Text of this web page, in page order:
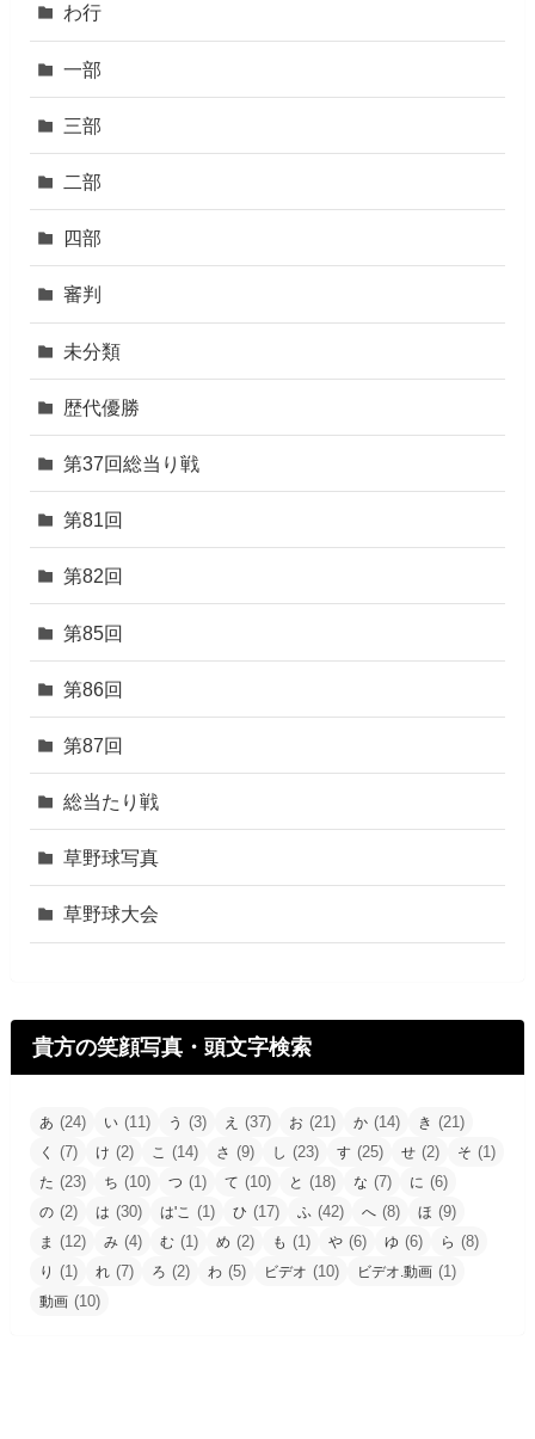
わ行
一部
三部
二部
四部
審判
未分類
歴代優勝
第37回総当り戦
第81回
第82回
第85回
第86回
第87回
総当たり戦
草野球写真
草野球大会
貴方の笑顔写真・頭文字検索
あ (24) い (11) う (3) え (37) お (21) か (14) き (21)
く (7) け (2) こ (14) さ (9) し (23) す (25) せ (2) そ (1)
た (23) ち (10) つ (1) て (10) と (18) な (7) に (6)
の (2) は (30) は'こ (1) ひ (17) ふ (42) へ (8) ほ (9)
ま (12) み (4) む (1) め (2) も (1) や (6) ゆ (6) ら (8)
り (1) れ (7) ろ (2) わ (5) ビデオ (10) ビデオ.動画 (1)
動画 (10)